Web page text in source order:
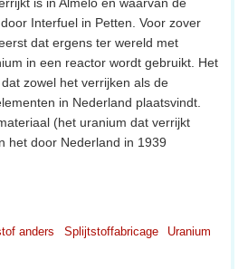
is in Almelo en waarvan de
Interfuel in Petten. Voor zover
dat ergens ter wereld met
in een reactor wordt gebruikt. Het
zowel het verrijken als de
in Nederland plaatsvindt.
(het uranium dat verrijkt
het door Nederland in 1939
anders Splijtstoffabricage
Uranium